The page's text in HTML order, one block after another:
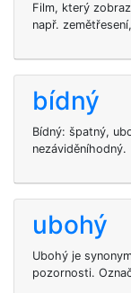
Film, který
např.
bídný
Bídný: špatný,
nezáviděníhodný.
ubohý
Ubohý je
pozornosti.